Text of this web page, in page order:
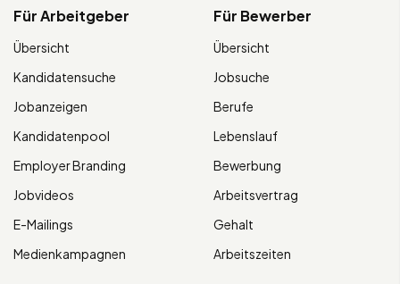
Für Arbeitgeber
Übersicht
Kandidatensuche
Jobanzeigen
Kandidatenpool
Employer Branding
Jobvideos
E-Mailings
Medienkampagnen
Für Bewerber
Übersicht
Jobsuche
Berufe
Lebenslauf
Bewerbung
Arbeitsvertrag
Gehalt
Arbeitszeiten